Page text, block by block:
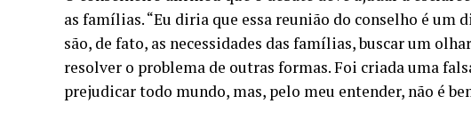
as famílias. “Eu diria que essa reunião do conselho é um
são, de fato, as necessidades das famílias, buscar um
resolver o problema de outras formas. Foi criada uma
prejudicar todo mundo, mas, pelo meu entender, não é